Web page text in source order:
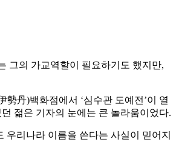
그의 가교역할이 필요하기도 했지만,
丹)백화점에서 ‘심수관 도예전’이 열
젊은 기자의 눈에는 큰 놀라움이었다.
리나라 이름을 쓴다는 사실이 믿어지